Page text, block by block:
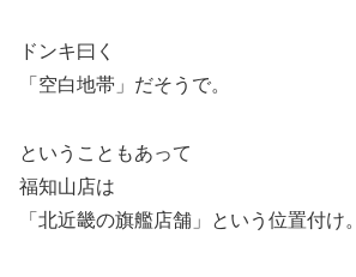
ドンキ曰く
「空白地帯」だそうで。
ということもあって
福知山店は
「北近畿の旗艦店舗」という位置付け。